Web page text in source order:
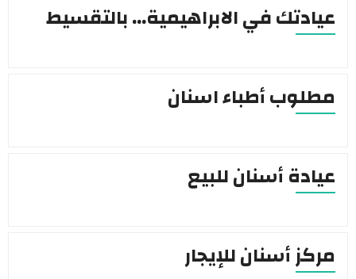
عيادتك في الابراهيمية… بالتقسيط
مطلوب أطباء اسنان
عيادة أسنان للبيع
مركز أسنان للإيجار